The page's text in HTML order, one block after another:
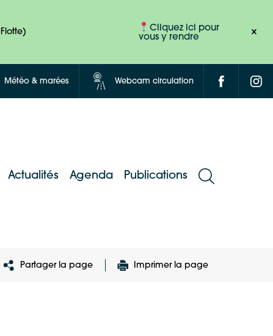
Cliquez ici pour
vous y rendre
Météo & marées Webcam circulation
Actualités Agenda Publications
Partager la page Imprimer la page